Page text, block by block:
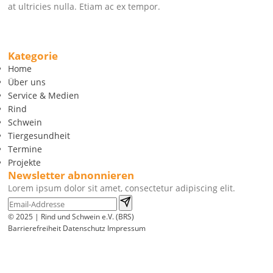
at ultricies nulla. Etiam ac ex tempor.
Kategorie
Home
Über uns
Service & Medien
Rind
Schwein
Tiergesundheit
Termine
Projekte
Newsletter abnonnieren
Lorem ipsum dolor sit amet, consectetur adipiscing elit.
© 2025 | Rind und Schwein e.V. (BRS)
Barrierefreiheit Datenschutz Impressum